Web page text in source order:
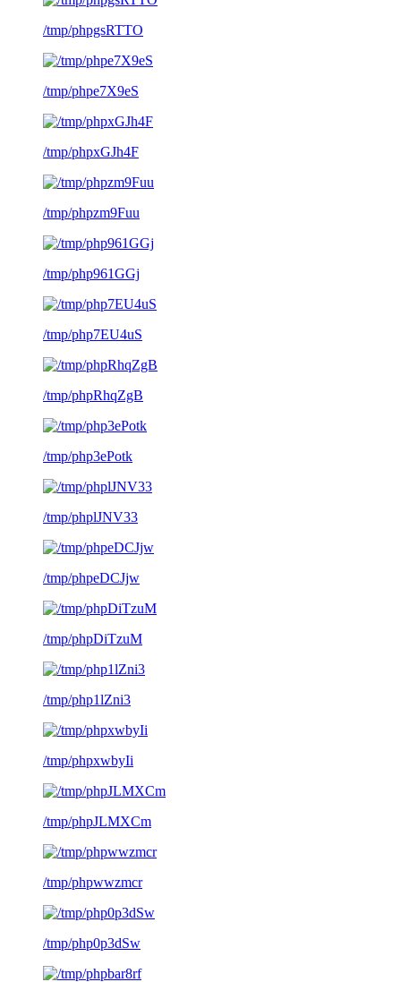
/tmp/phpgsRTTO
/tmp/phpe7X9eS
/tmp/phpxGJh4F
/tmp/phpzm9Fuu
/tmp/php961GGj
/tmp/php7EU4uS
/tmp/phpRhqZgB
/tmp/php3ePotk
/tmp/phplJNV33
/tmp/phpeDCJjw
/tmp/phpDiTzuM
/tmp/php1lZni3
/tmp/phpxwbyIi
/tmp/phpJLMXCm
/tmp/phpwwzmcr
/tmp/php0p3dSw